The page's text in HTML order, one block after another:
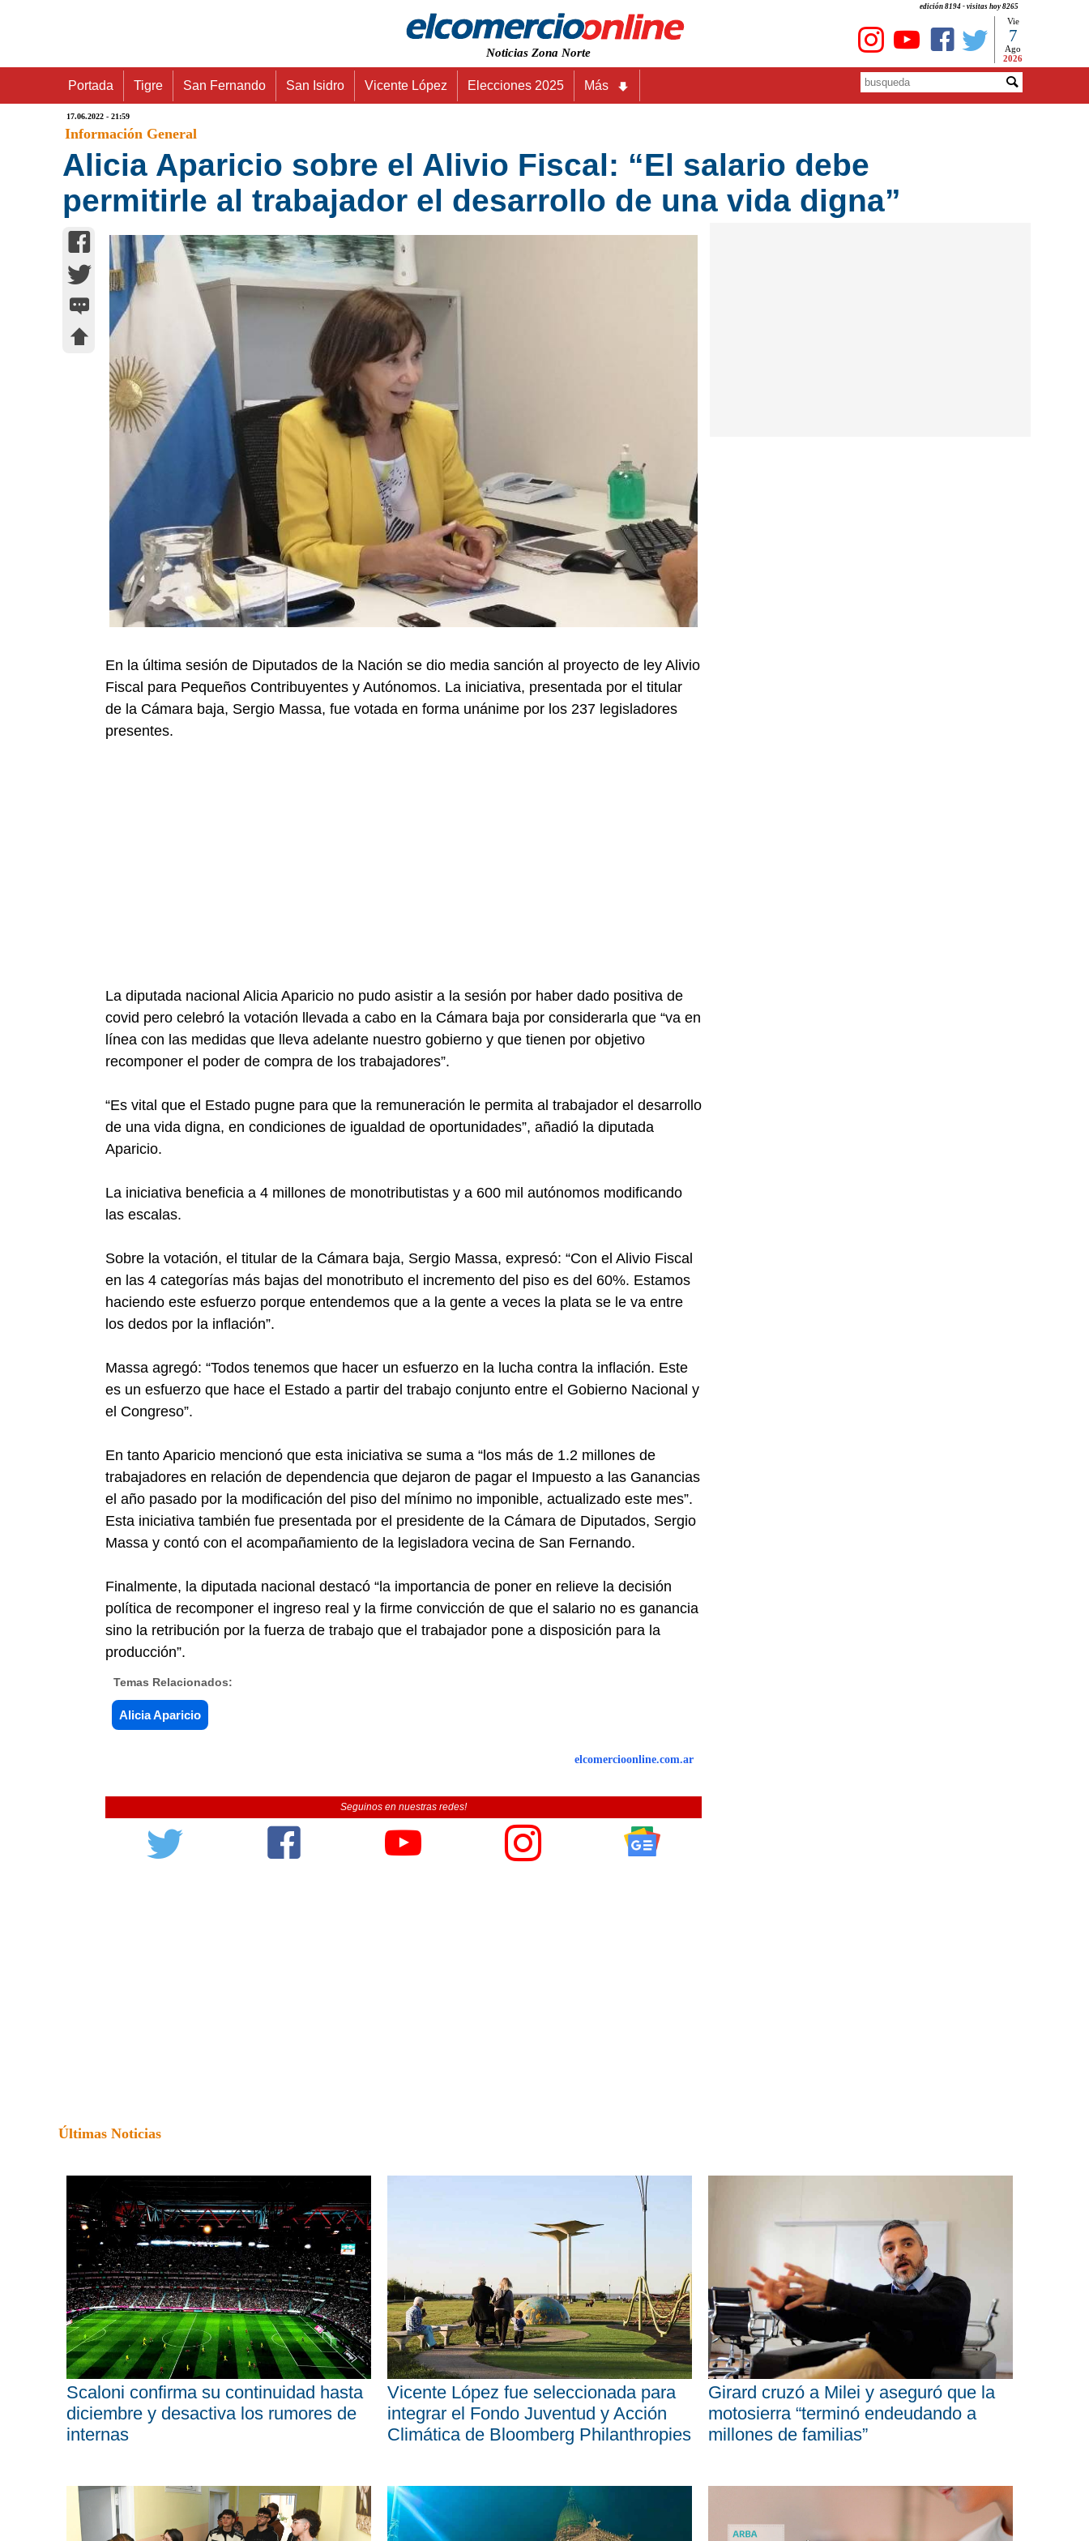
edición 8194 - visitas hoy 8265
Noticias Zona Norte
Vie
7
Ago
2026
Portada Tigre San Fernando San Isidro Vicente López Elecciones 2025 Más
17.06.2022 - 21:59
Información General
Alicia Aparicio sobre el Alivio Fiscal: “El salario debe
permitirle al trabajador el desarrollo de una vida digna”
En la última sesión de Diputados de la Nación se dio media sanción al proyecto de ley Alivio
Fiscal para Pequeños Contribuyentes y Autónomos. La iniciativa, presentada por el titular
de la Cámara baja, Sergio Massa, fue votada en forma unánime por los 237 legisladores
presentes.
La diputada nacional Alicia Aparicio no pudo asistir a la sesión por haber dado positiva de
covid pero celebró la votación llevada a cabo en la Cámara baja por considerarla que “va en
línea con las medidas que lleva adelante nuestro gobierno y que tienen por objetivo
recomponer el poder de compra de los trabajadores”.
“Es vital que el Estado pugne para que la remuneración le permita al trabajador el desarrollo
de una vida digna, en condiciones de igualdad de oportunidades”, añadió la diputada
Aparicio.
La iniciativa beneficia a 4 millones de monotributistas y a 600 mil autónomos modificando
las escalas.
Sobre la votación, el titular de la Cámara baja, Sergio Massa, expresó: “Con el Alivio Fiscal
en las 4 categorías más bajas del monotributo el incremento del piso es del 60%. Estamos
haciendo este esfuerzo porque entendemos que a la gente a veces la plata se le va entre
los dedos por la inflación”.
Massa agregó: “Todos tenemos que hacer un esfuerzo en la lucha contra la inflación. Este
es un esfuerzo que hace el Estado a partir del trabajo conjunto entre el Gobierno Nacional y
el Congreso”.
En tanto Aparicio mencionó que esta iniciativa se suma a “los más de 1.2 millones de
trabajadores en relación de dependencia que dejaron de pagar el Impuesto a las Ganancias
el año pasado por la modificación del piso del mínimo no imponible, actualizado este mes”.
Esta iniciativa también fue presentada por el presidente de la Cámara de Diputados, Sergio
Massa y contó con el acompañamiento de la legisladora vecina de San Fernando.
Finalmente, la diputada nacional destacó “la importancia de poner en relieve la decisión
política de recomponer el ingreso real y la firme convicción de que el salario no es ganancia
sino la retribución por la fuerza de trabajo que el trabajador pone a disposición para la
producción”.
Temas Relacionados:
Alicia Aparicio
elcomercioonline.com.ar
Seguinos en nuestras redes!
Últimas Noticias
Scaloni confirma su continuidad hasta
diciembre y desactiva los rumores de
internas
Vicente López fue seleccionada para
integrar el Fondo Juventud y Acción
Climática de Bloomberg Philanthropies
Girard cruzó a Milei y aseguró que la
motosierra “terminó endeudando a
millones de familias”